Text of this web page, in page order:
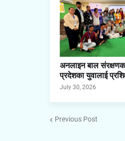
अनलाइन बाल
प्रदेशका युवालाई
July 30, 2026
Previous Post